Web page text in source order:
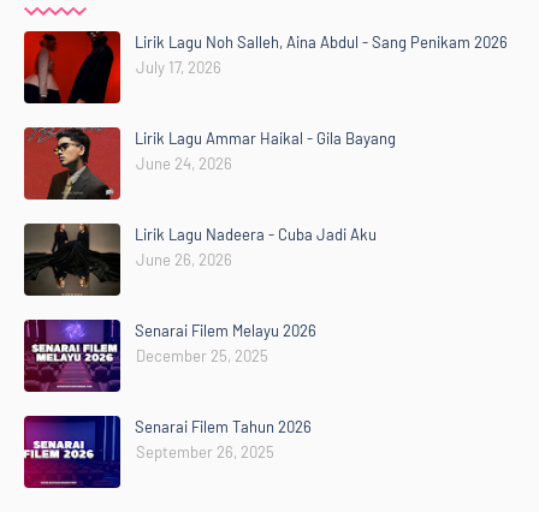
Lirik Lagu Noh Salleh, Aina Abdul - Sang Penikam 2026
July 17, 2026
Lirik Lagu Ammar Haikal - Gila Bayang
June 24, 2026
Lirik Lagu Nadeera - Cuba Jadi Aku
June 26, 2026
Senarai Filem Melayu 2026
December 25, 2025
Senarai Filem Tahun 2026
September 26, 2025